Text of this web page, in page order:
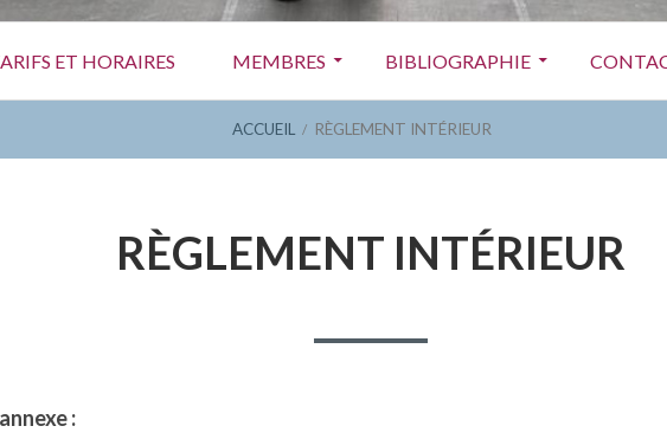
ET HORAIRES MEMBRES BIBLIOGRAPHIE
ACCUEIL RÈGLEMENT INTÉRIEUR
RÈGLEMENT INTÉRIEUR
: